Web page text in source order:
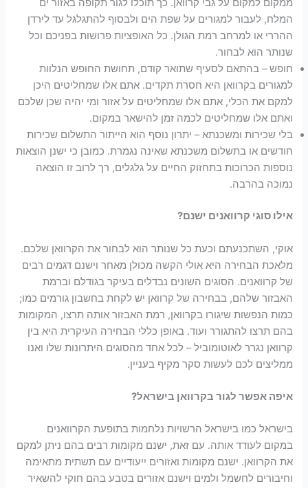
ממקום למקום על גבי קרוואן. כך תוכלו לגור תקופה באזור ים
המלח, לעבור למגורים על שפת הים ולבסוף להתגלגל עד לירדן
ההררי או למרחב רמת הגולן. כל האופציות פרושות בפניכם וכל
שנותר הוא לבחור.
חופש – בהתאם לסעיף שתואר קודם, תחושת החופש הנלוות
למגורים בקרוואן היא חסרת תקדים. אתם אלו שמחליטים היכן
למקם את הכלי, אתם אלו שמחליטים על אזור ומי יהיה שכן שלכם
ואתם אלו שמחליטים לכמה זמן להישאר במקום.
בלי שכירות ומשכנתא – יתרון נוסף הוא הייתור התשלום שכירות
חודשים או בתשלום משכנתא שאינה נגמרת. כמובן כי ישנן הוצאות
נוספות הכרוכות בתחזוק החיים על גלגלים, רך לרוב זו הוצאה
נמוכה בהרבה.
אילו סוגי קרוואנים ישנם?
אוקי, השתכנעתם וכעת כל שנותר הוא לבחור את הקרוואן שלכם.
מלאכת הבחירה היא אולי הקשה מכולן מאחר וישנם דגמים רבים
של קרוואנים. הסוגים השונים נבדלים בעיקר בגודלם וברמת
האבזור שלהם, בבחירה של קרוואן יש לקחת בחשבון גורמים כמו;
כמות הנפשות שיגורו בקרוואן, רמת האבזור אותה תרצו, המקומות
בהם תרצו להתגורר ועוד. באופן כללי הבחירה העיקרית היא בין
קרוואן נגרר לאוטומוביל – לכל אחד מהסוגים היתרונות שלו ואנו
ממליצים לכם לעשות סקר מקיף בעניין.
איפה אפשר לגור בקרוואן בישראל?
בישראל כמו בישראל הרשויות נלחמות בתופעת הקרוואנים
במקום לעודד אותה. עם זאת, ישנם מקומות רבים בהם ניתן למקם
את הקרוואן. ישנם מקומות ואזורים ייעודיים עם תשתית מתאימה
וחיבורים לחשמל ולמים וישנם אזורים בטבע בהם חוקי להשאיר